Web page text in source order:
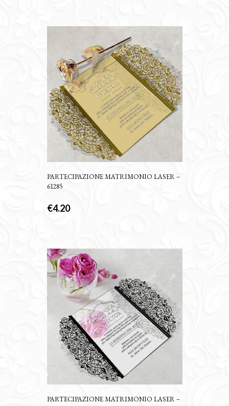
PARTECIPAZIONE MATRIMONIO LASER –
61285
€4.20
PARTECIPAZIONE MATRIMONIO LASER –